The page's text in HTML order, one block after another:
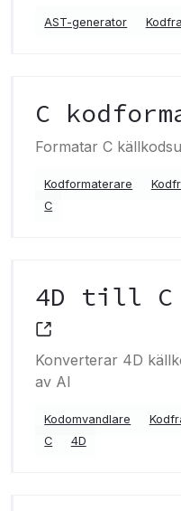
AST-generator
C
Formatar C
Kodformaterare
C
4D till C
Konverterar 4D
av AI
Kodomvandlare
C
4D